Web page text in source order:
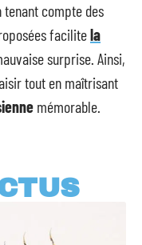
compte des
facilitela
surprise. Ainsi,
tout en maîtrisant
mémorable.